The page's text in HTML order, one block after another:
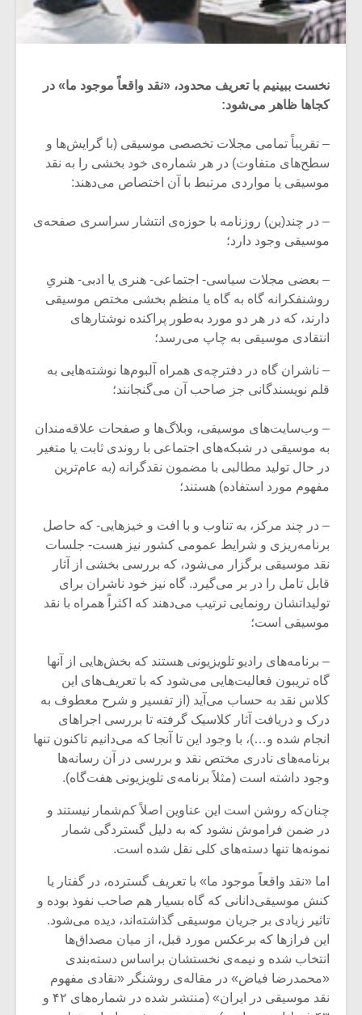
نخست ببینیم با تعریف محدود، «نقد واقعاً موجود ما» در
کجاها ظاهر می‌شود:
– تقریباً تمامی مجلات تخصصی موسیقی (با گرایش‌ها و
سطح‌های متفاوت) در هر شماره‌ی خود بخشی را به نقد
موسیقی یا مواردی مرتبط با آن اختصاص می‌دهند:
– در چند(ین) روزنامه با حوزه‌ی انتشار سراسری صفحه‌ی
موسیقی وجود دارد؛
– بعضی مجلات سیاسی- اجتماعی- هنری یا ادبی- هنریِ
روشنفکرانه گاه به گاه یا منظم بخشی مختص موسیقی
دارند، که در هر دو مورد به‌طور پراکنده نوشتارهای
انتقادی موسیقی به چاپ می‌رسد؛
– ناشران گاه در دفترچه‌ی همراه آلبوم‌ها نوشته‌هایی به
قلم نویسندگانی جز صاحب آن می‌گنجانند؛
– وب‌سایت‌های موسیقی، وبلاگ‌ها و صفحات علاقه‌مندان
به موسیقی در شبکه‌های اجتماعی با روندی ثابت یا متغیر
در حال تولید مطالبی با مضمون نقدگرانه (به عام‌ترین
مفهوم مورد استفاده) هستند؛
– در چند مرکز، به تناوب و با افت و خیزهایی- که حاصل
برنامه‌ریزی و شرایط عمومی کشور نیز هست- جلسات
نقد موسیقی برگزار می‌شود، که بررسی بخشی از آثار
قابل تامل را در بر می‌گیرد. گاه نیز خود ناشران برای
تولیداتشان رونمایی ترتیب می‌دهند که اکثراً همراه با نقد
موسیقی است؛
– برنامه‌های رادیو تلویزیونی هستند که بخش‌هایی از آنها
گاه تریبون فعالیت‌هایی می‌شود که با تعریف‌های این
کلاس نقد به حساب می‌آید (از تفسیر و شرح معطوف به
درک و دریافت آثار کلاسیک گرفته تا بررسی اجراهای
انجام شده و…)، با وجود این تا آنجا که می‌دانیم تاکنون تنها
برنامه‌های نادری مختص نقد و بررسی در آن رسانه‌ها
وجود داشته است (مثلاً برنامه‌ی تلویزیونی هفت‌گاه).
چنان‌که روشن است این عناوین اصلاً کم‌شمار نیستند و
در ضمن فراموش نشود که به دلیل گستردگی شمار
نمونه‌ها تنها دسته‌های کلی نقل شده است.
اما «نقد واقعاً موجود ما» با تعریف گسترده، در گفتار یا
کنش موسیقی‌دانانی که گاه بسیار هم صاحب نفوذ بوده و
تاثیر زیادی بر جریان موسیقی گذاشته‌اند، دیده می‌شود.
این فرازها که برعکس مورد قبل، از میان مصداق‌ها
انتخاب شده‌ و نیمه‌ی نخستشان براساس دسته‌بندی
«محمدرضا فیاض» در مقاله‌ی روشنگر «نقادی مفهوم
نقد موسیقی در ایران» (منتشر شده در شماره‌های ۴۲ و
میکلوش روژا
یادداشتی بر موسیقی
متن فیلم «متری
اگر نمی توانی
مشهورترین باشی،
بدنام ترین باش
موریس ژار
دوره